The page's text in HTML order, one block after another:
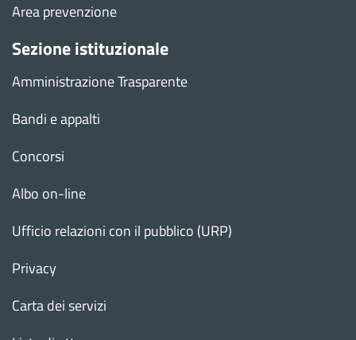
Area prevenzione
Sezione istituzionale
Amministrazione Trasparente
Bandi e appalti
Concorsi
Albo on-line
Ufficio relazioni con il pubblico (URP)
Privacy
Carta dei servizi